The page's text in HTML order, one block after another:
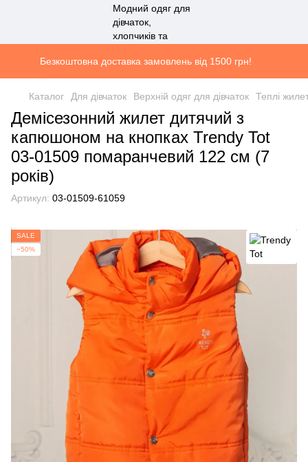
Безкоштовна доставка замовлень від 1500 грн!
Каталог Для дівчаток Верхній одяг для дівчаток Теплі
Демісезонний жилет дитячий з
капюшоном на кнопках Trendy Tot
03-01509 помаранчевий 122 см (7
років)
Артикул: 03-01509-61059
SALE
−50%